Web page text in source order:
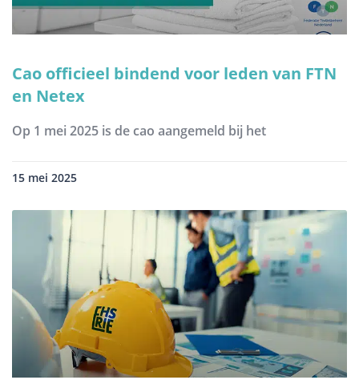
Cao officieel bindend voor leden van FTN
en Netex
Op 1 mei 2025 is de cao aangemeld bij het
15 mei 2025